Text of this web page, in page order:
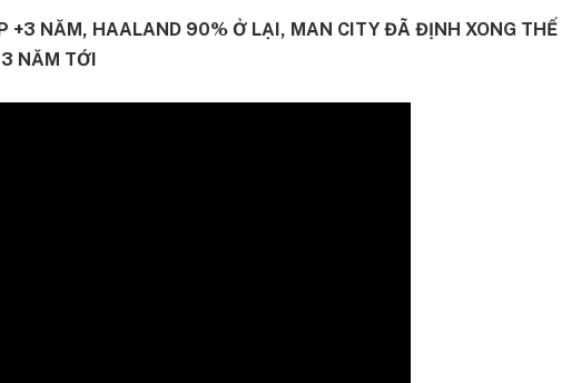
+3 NĂM, HAALAND 90% Ở LẠI, MAN CITY ĐÃ ĐỊNH XONG THẾ
NĂM TỚI